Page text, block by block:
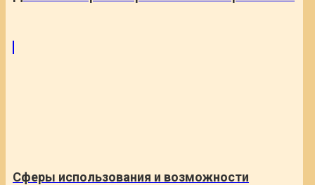
Сферы использования и возможности